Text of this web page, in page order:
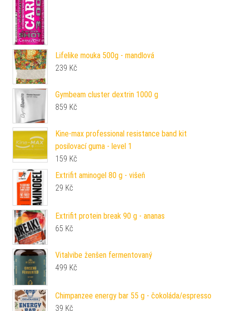
Lifelike mouka 500g - mandlová
239 Kč
Gymbeam cluster dextrin 1000 g
859 Kč
Kine-max professional resistance band kit
posilovací guma - level 1
159 Kč
Extrifit aminogel 80 g - višeň
29 Kč
Extrifit protein break 90 g - ananas
65 Kč
Vitalvibe ženšen fermentovaný
499 Kč
Chimpanzee energy bar 55 g - čokoláda/espresso
39 Kč